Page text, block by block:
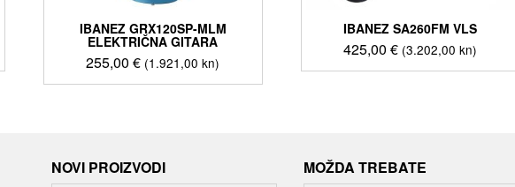
IBANEZ GRX120SP-MLM
ELEKTRIČNA GITARA
255,00€ (1.921,00 kn)
IBANEZ SA260FM VLS
425,00€ (3.202,00 kn)
NOVI PROIZVODI MOŽDA TREBATE